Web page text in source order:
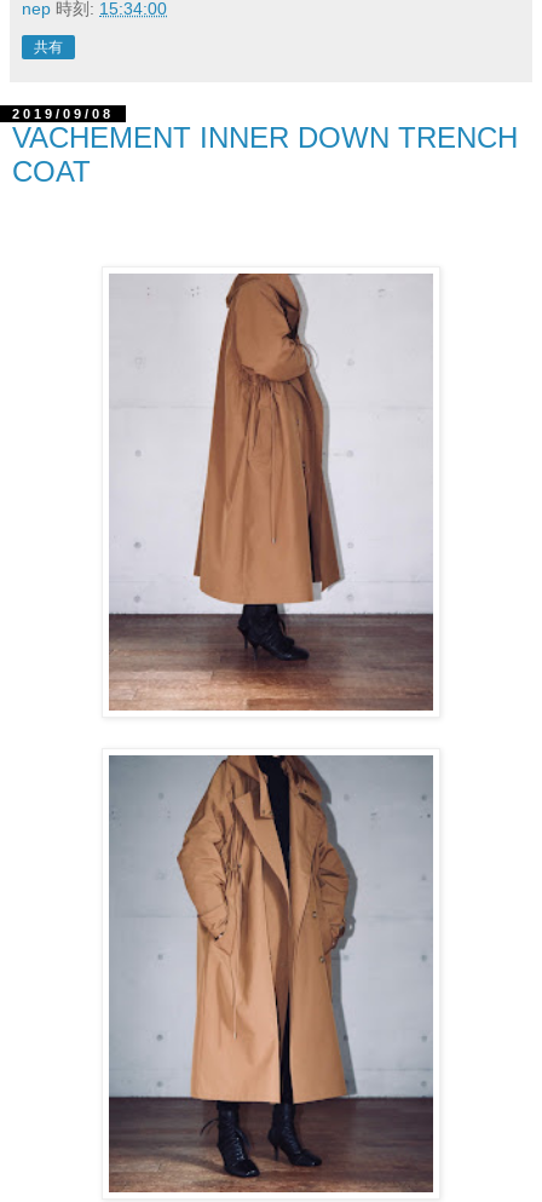
nep 時刻: 15:34:00
共有
2019/09/08
VACHEMENT INNER DOWN TRENCH
COAT